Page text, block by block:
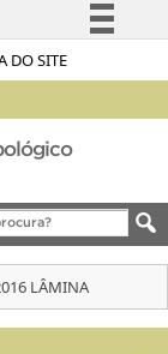
DO SITE
LÂMINA